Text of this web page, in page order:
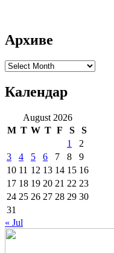
Архиве
Архиве
Календар
August 2026
M T W T F S
S
1
2
3
4 5 6 7 8
9
10 11 12 13 14 15 16
17 18 19 20 21 22 23
24 25 26 27 28 29 30
31
« Jul